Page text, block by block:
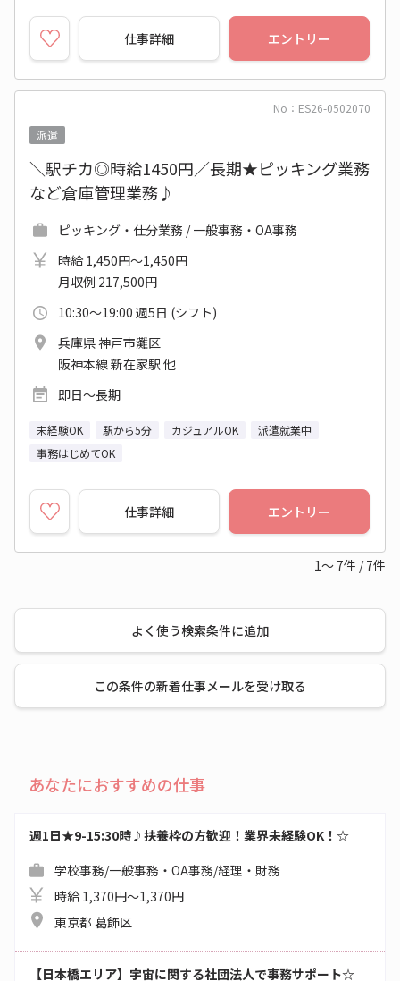
仕事詳細 エントリー
No：ES26-0502070
派遣
＼駅チカ◎時給1450円／長期★ピッキング業務
など倉庫管理業務♪
ピッキング・仕分業務 / 一般事務・OA事務
時給 1,450円～1,450円
月収例 217,500円
10:30～19:00 週5日 (シフト)
兵庫県 神戸市灘区
阪神本線 新在家駅 他
即日～長期
未経験OK 駅から5分 カジュアルOK
派遣就業中
事務はじめてOK
仕事詳細 エントリー
1～ 7件 / 7件
よく使う検索条件に追加
この条件の新着仕事メールを受け取る
あなたにおすすめの仕事
週1日★9-15:30時♪扶養枠の方歓迎！業界未経験OK！☆
学校事務/一般事務・OA事務/経理・財務
時給 1,370円～1,370円
東京都 葛飾区
【日本橋エリア】宇宙に関する社団法人で事務サポート☆